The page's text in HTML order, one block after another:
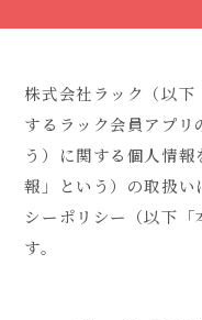
株式会社ラック（以
するラック会員アプ
う）に関する個人情
報」という）の取扱
シーポリシー（以下
す。